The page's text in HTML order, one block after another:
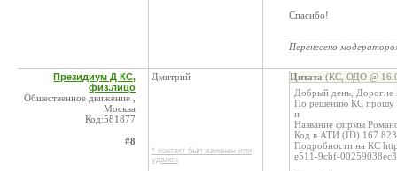
Спасибо!
Перенесено
Президиум Д КС,
физ.лицо
Общественное движение ,
Москва
Код:581877
#8
Дмитрий
* контакт был изменен или
удален
Цитата (КС, ОДО @
Добрый день,
По решению КС
и
Название фирмы
Код в АТИ (ID) 167 823
Подробности на КС
e511-9cbf-